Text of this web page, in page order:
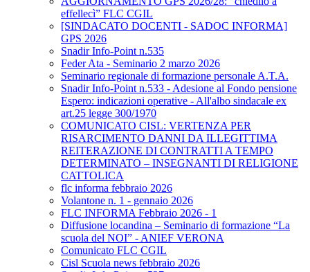
effellecì” FLC CGIL
[SINDACATO DOCENTI - SADOC INFORMA]
GPS 2026
Snadir Info-Point n.535
Feder Ata - Seminario 2 marzo 2026
Seminario regionale di formazione personale A.T.A.
Snadir Info-Point n.533 - Adesione al Fondo pensione
Espero: indicazioni operative - All'albo sindacale ex
art.25 legge 300/1970
COMUNICATO CISL: VERTENZA PER
RISARCIMENTO DANNI DA ILLEGITTIMA
REITERAZIONE DI CONTRATTI A TEMPO
DETERMINATO – INSEGNANTI DI RELIGIONE
CATTOLICA
flc informa febbraio 2026
Volantone n. 1 - gennaio 2026
FLC INFORMA Febbraio 2026 - 1
Diffusione locandina – Seminario di formazione “La
scuola del NOI” - ANIEF VERONA
Comunicato FLC CGIL
Cisl Scuola news febbraio 2026